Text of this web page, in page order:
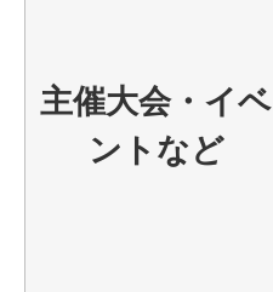
主催大会・イベ
ントなど